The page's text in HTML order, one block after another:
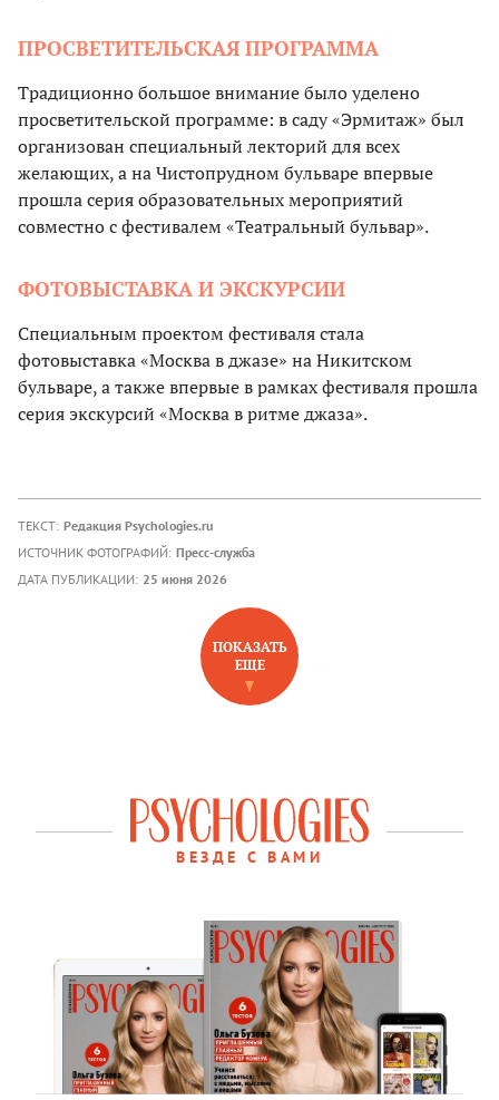
ПРОСВЕТИТЕЛЬСКАЯ ПРОГРАММА
Традиционно большое внимание было уделено
просветительской программе: в саду «Эрмитаж» был
организован специальный лекторий для всех
желающих, а на Чистопрудном бульваре впервые
прошла серия образовательных мероприятий
совместно с фестивалем «Театральный бульвар».
ФОТОВЫСТАВКА И ЭКСКУРСИИ
Специальным проектом фестиваля стала
фотовыставка «Москва в джазе» на Никитском
бульваре, а также впервые в рамках фестиваля прошла
серия экскурсий «Москва в ритме джаза».
ТЕКСТ: Редакция Psychologies.ru
ИСТОЧНИК ФОТОГРАФИЙ: Пресс-служба
ДАТА ПУБЛИКАЦИИ: 25 июня 2026
НОВОЕ НА САЙТЕ
ПОКАЗАТЬ
ЕЩЕ
ВЕЗДЕ С ВАМИ